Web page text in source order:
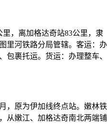
里，离加格达奇站83公里，隶
里河铁路分局管辖。客运：办
包裹托运。货运：办理整车、
，原为伊加线终点站。嫩林铁
从嫩江、加格达奇南北两端铺